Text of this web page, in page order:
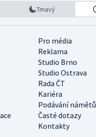
Tmavý
Pro média
Reklama
Studio Brno
Studio Ostrava
Rada ČT
Kariéra
Podávání námětů
Časté dotazy
Kontakty